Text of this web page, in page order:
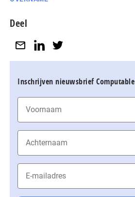
Deel
Inschrijven nieuwsbrief Computable